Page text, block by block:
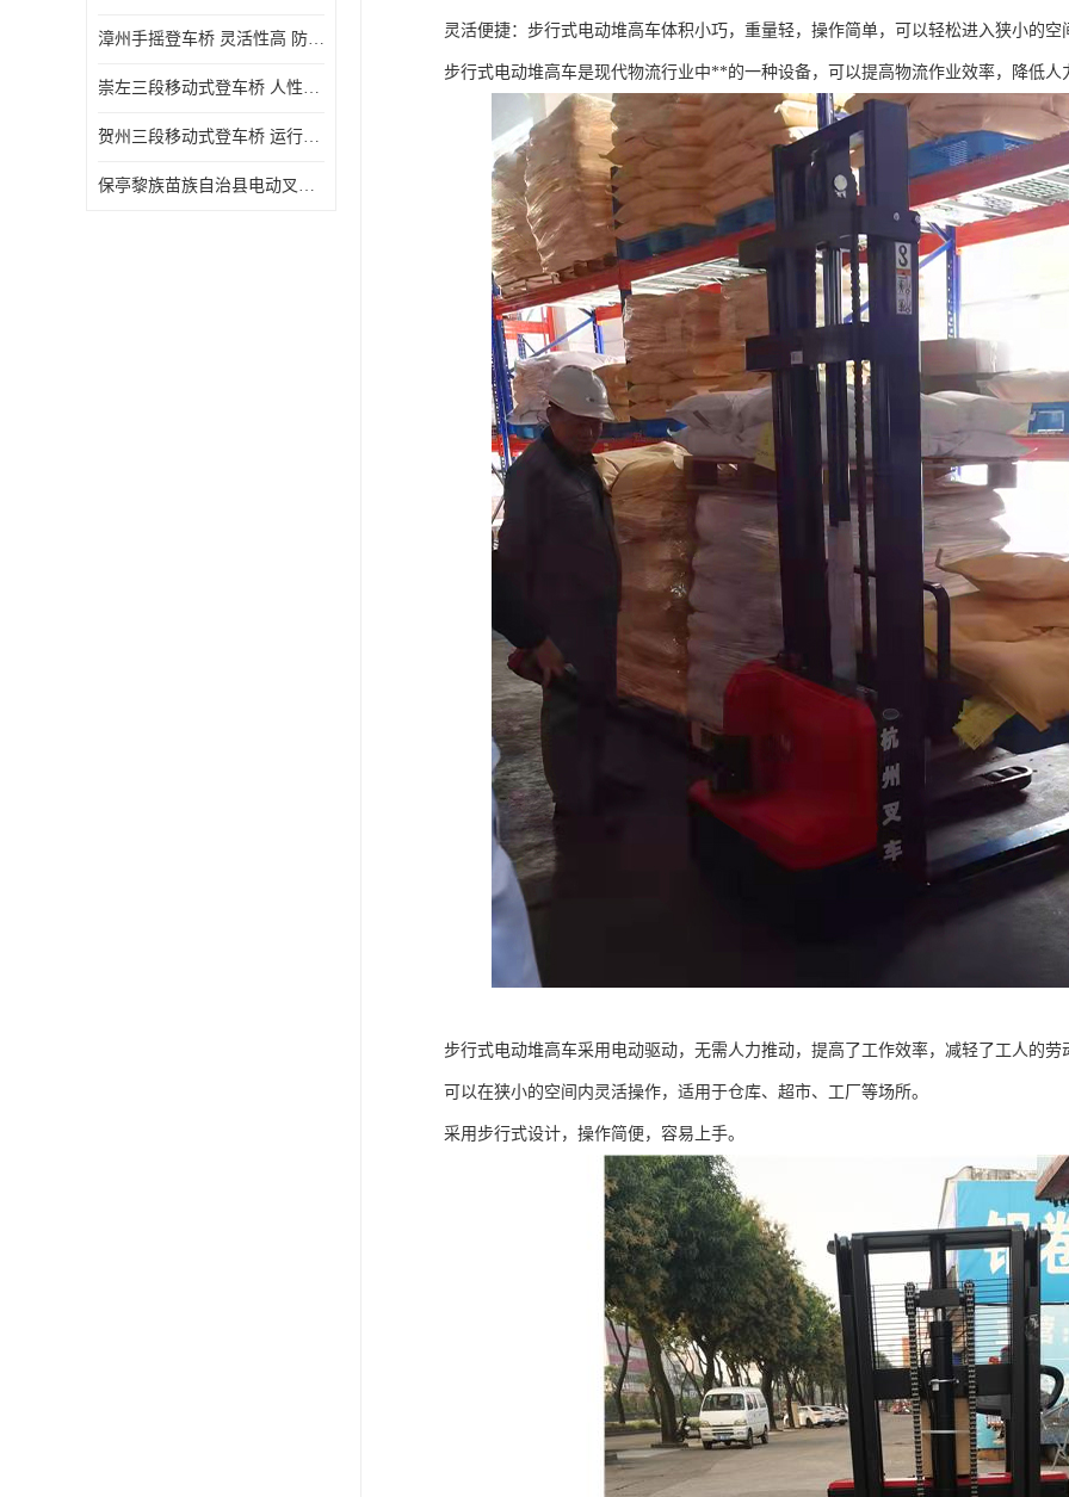
漳州手摇登车桥 灵活性高 防滑性能好
崇左三段移动式登车桥 人性化设计 防滑性能好
贺州三段移动式登车桥 运行可靠 防滑性能好
保亭黎族苗族自治县电动叉车 性能稳定 运行平稳
灵活便捷：步行式电动堆高车体积小巧，重量轻，操作简单，可以轻松进入狭小的
步行式电动堆高车是现代物流行业中**的一种设备，可以提高物流作业效率，降低
步行式电动堆高车采用电动驱动，无需人力推动，提高了工作效率，减轻了工人的劳
可以在狭小的空间内灵活操作，适用于仓库、超市、工厂等场所。
采用步行式设计，操作简便，容易上手。